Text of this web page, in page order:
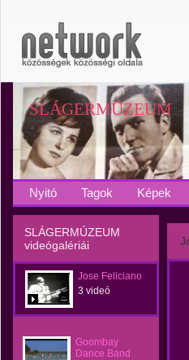
SLÁGERMÚZEUM
Nyitó Tagok Képek
SLÁGERMÚZEUM
videógalériái
Jose Feliciano
3 videó
Goombay
Dance Band